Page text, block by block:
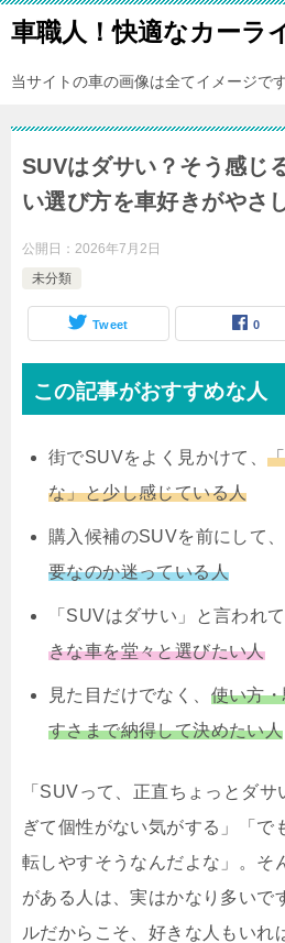
車職人！快適なカーラ
当サイトの車の画像は全てイメージです
SUVはダサい？そう感じ
い選び方を車好きがやさ
公開日： 2026年7月2日
未分類
Tweet 0
この記事がおすすめな人
街でSUVをよく見かけて、
な」と少し感じている人
購入候補のSUVを前にして、
要なのか迷っている人
「SUVはダサい」と言われ
きな車を堂々と選びたい人
見た目だけでなく、 使い方
すさまで納得して決めたい人
「SUVって、正直ちょっとダ
ぎて個性がない気がする」「で
転しやすそうなんだよな」。そ
がある人は、実はかなり多いで
ルだからこそ、好きな人もいれ